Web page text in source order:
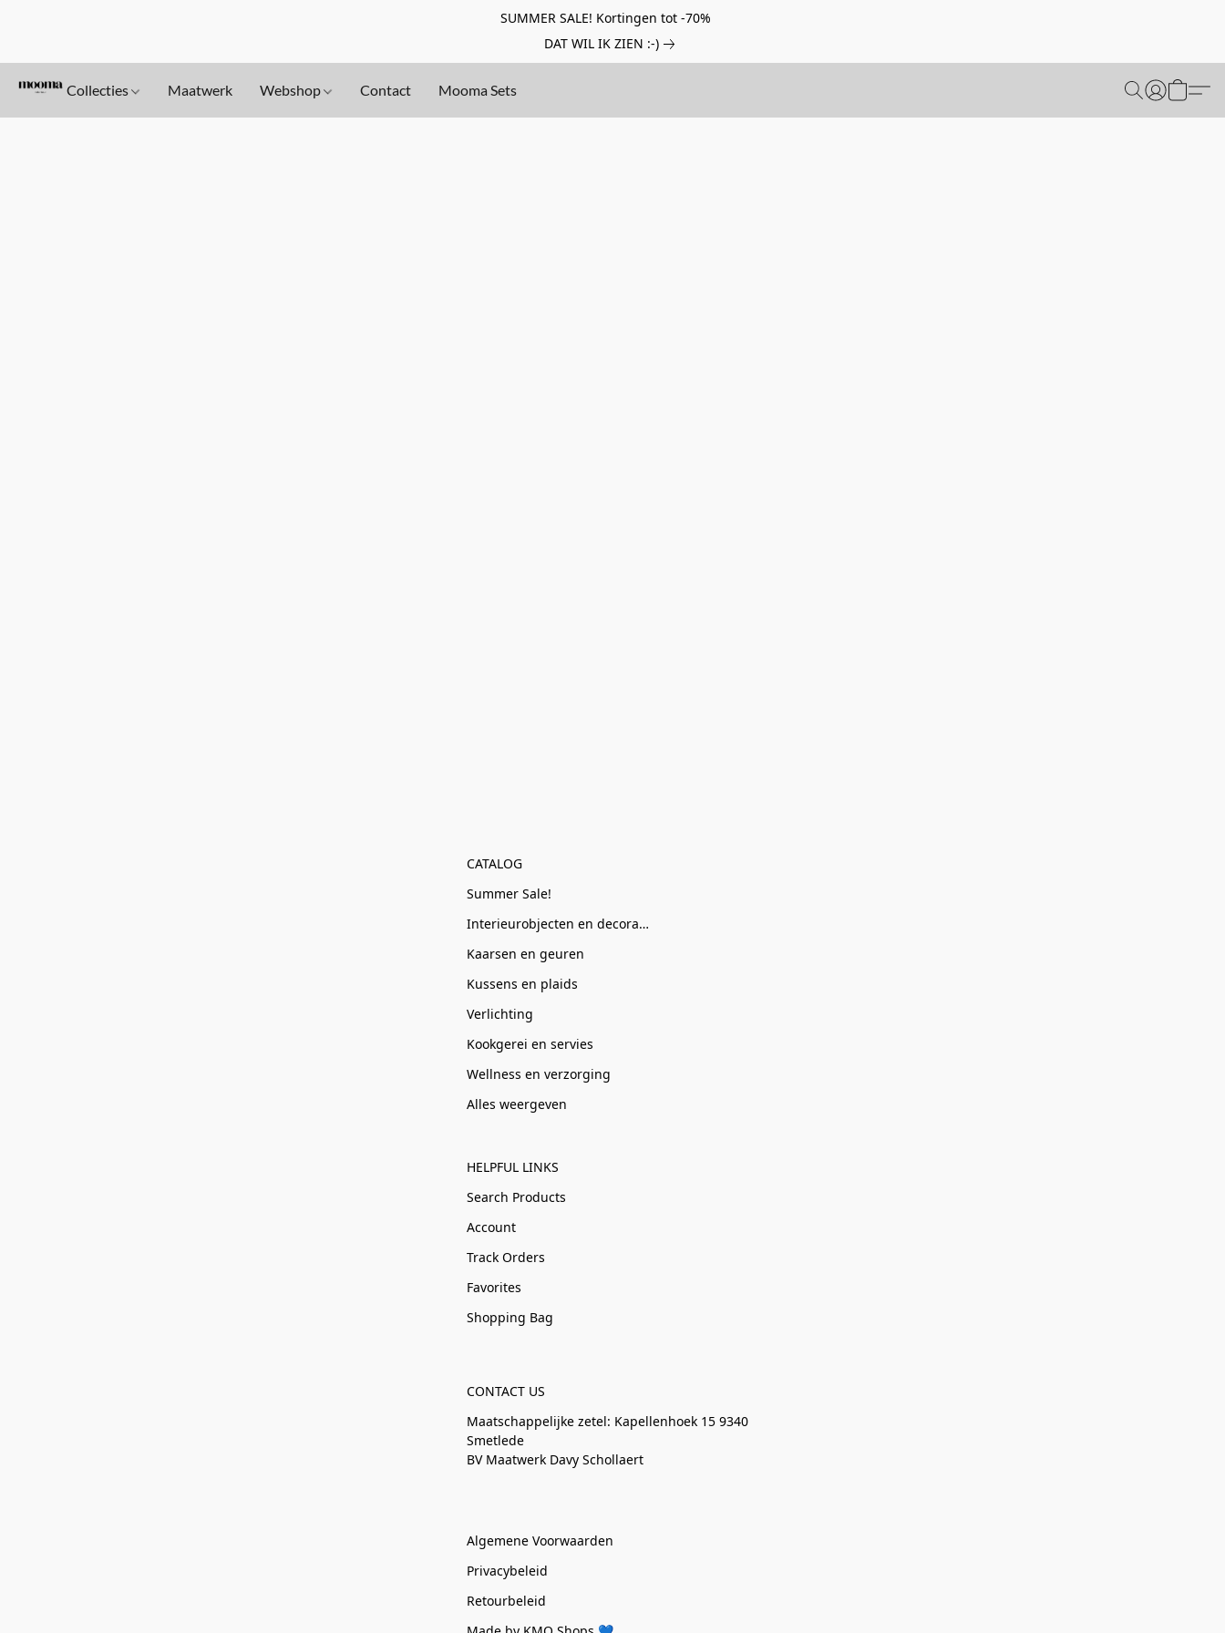
SUMMER SALE! Kortingen tot -70%
DAT WIL IK ZIEN :-)
Collecties Maatwerk Webshop Contact Mooma Sets
CATALOG
Summer Sale!
Interieurobjecten en decoratie
Kaarsen en geuren
Kussens en plaids
Verlichting
Kookgerei en servies
Wellness en verzorging
Alles weergeven
HELPFUL LINKS
Search Products
Account
Track Orders
Favorites
Shopping Bag
CONTACT US
Maatschappelijke zetel: Kapellenhoek 15 9340
Smetlede
BV Maatwerk Davy Schollaert
Algemene Voorwaarden
Privacybeleid
Retourbeleid